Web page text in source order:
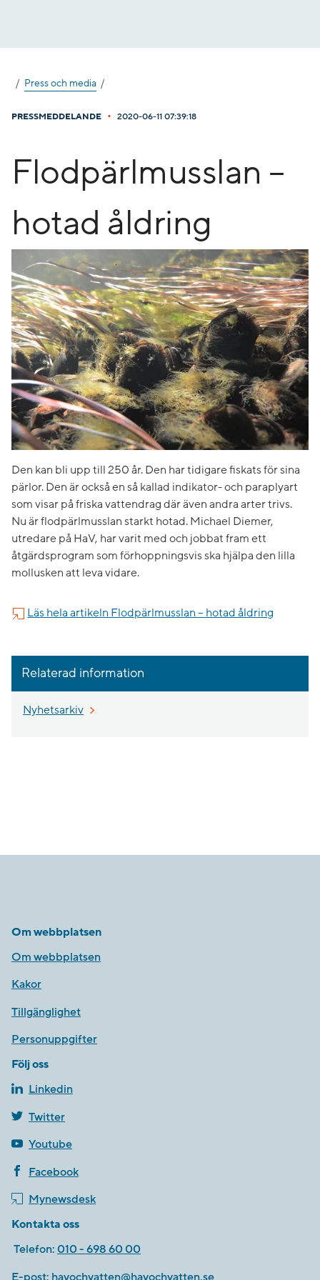
Press och media
PRESSMEDDELANDE • 2020-06-11 07:39:18
​Flodpärlmusslan –
hotad åldring
Den kan bli upp till 250 år. Den har tidigare fiskats för sina
pärlor. Den är också en så kallad indikator- och paraplyart
som visar på friska vattendrag där även andra arter trivs.
Nu är flodpärlmusslan starkt hotad. Michael Diemer,
utredare på HaV, har varit med och jobbat fram ett
åtgärdsprogram som förhoppningsvis ska hjälpa den lilla
mollusken att leva vidare.
Läs hela artikeln ​Flodpärlmusslan – hotad åldring
Relaterad information
Nyhetsarkiv
Om webbplatsen
Om webbplatsen
Kakor
Tillgänglighet
Personuppgifter
Följ oss
Linkedin
Twitter
Youtube
Facebook
Mynewsdesk
Kontakta oss
Telefon: 010 - 698 60 00
E-post: havochvatten@havochvatten.se